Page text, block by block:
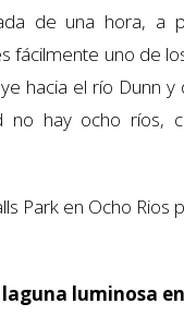
de una hora, a
fácilmente uno de
hacia el río Dunn
no hay ocho ríos,
Park en Ocho
luminosa